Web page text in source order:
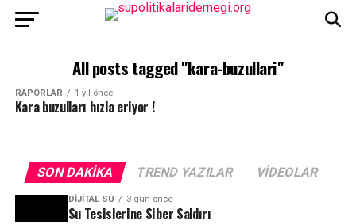
All posts tagged "kara-buzullari"
RAPORLAR 1 yıl önce
Kara buzulları hızla eriyor !
SON DAKIKA TREND YAZILAR VIDEOLAR
DIJITAL SU 3 gün önce
Su Tesislerine Siber Saldırı